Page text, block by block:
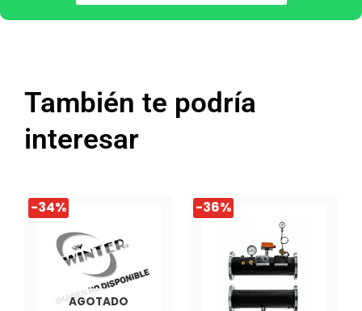
También te podría
interesar
-34%
AGOTADO
El
precio
original
$939.990.
El
precio
actual
$619.990.
-36%
El
precio
original
$1.699.990.
El
precio
$1.089.990.